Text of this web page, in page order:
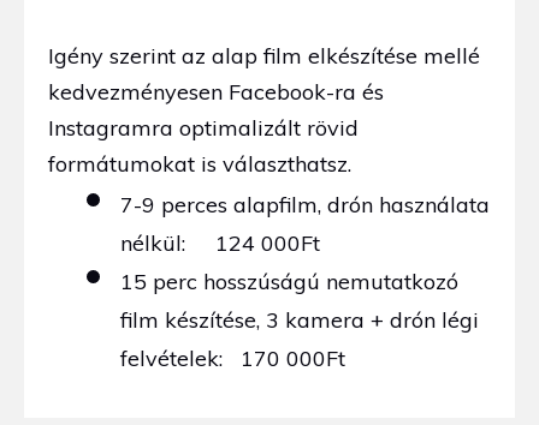
Igény szerint az alap film elkészítése mellé
kedvezményesen Facebook-ra és
Instagramra optimalizált rövid
formátumokat is választhatsz.
7-9 perces alapfilm, drón használata
nélkül: 124 000Ft
15 perc hosszúságú nemutatkozó
film készítése, 3 kamera + drón légi
felvételek: 170 000Ft